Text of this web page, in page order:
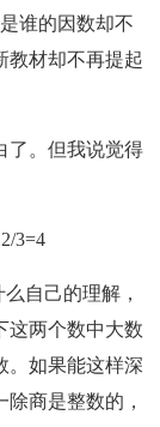
谁的因数却不
教材却不再提起
。但我说觉得
3=4
自己的理解，
这两个数中大数
。如果能这样深
商是整数的，